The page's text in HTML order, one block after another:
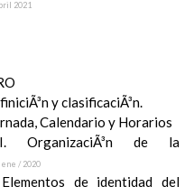
2021
y clasificaciÃ³n.
Calendario y Horarios
OrganizaciÃ³n de la
ene / 2020
de identidad del